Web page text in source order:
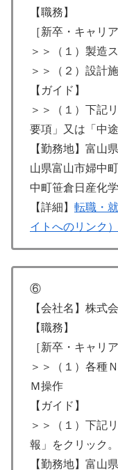
【職務】
［新卒・キャリ
＞＞（１）製造
＞＞（２）設計
【ガイド】
＞＞（１）下記
要項」又は「中
【勤務地】富山
山県富山市婦中
中町笹倉日産化
【詳細】 転職・
イトへのリンク）
⑥
【会社名】株式
【職務】
［新卒・キャリ
＞＞（１）各種
Ｍ操作
【ガイド】
＞＞（１）下記
報」をクリック。
【勤務地】富山